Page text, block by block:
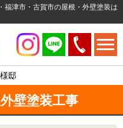
福津市・古賀市の屋根・外壁塗装は
邸
壁塗装工事